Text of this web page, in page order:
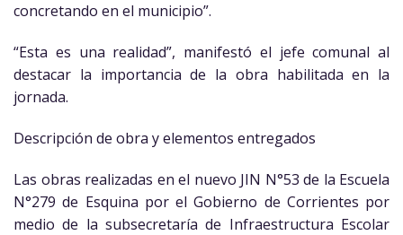
concretando en el municipio”.
“Esta es una realidad”, manifestó el jefe comunal al
destacar la importancia de la obra habilitada en la
jornada.
Descripción de obra y elementos entregados
Las obras realizadas en el nuevo JIN N°53 de la Escuela
N°279 de Esquina por el Gobierno de Corrientes por
medio de la subsecretaría de Infraestructura Escolar